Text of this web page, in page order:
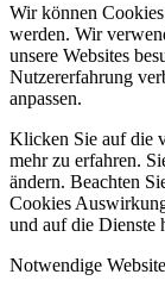
Wir können
werden. Wir
unsere Websites
Nutzererfahrung
anpassen.
Klicken Sie auf die
mehr zu erfahren.
ändern. Beachten
Cookies
und auf die Dienste
Notwendige